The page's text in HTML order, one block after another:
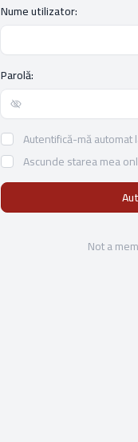
Nume utilizator:
Parolă:
Show/hide password
Autentifică-mă automat
Ascunde starea mea
Not a